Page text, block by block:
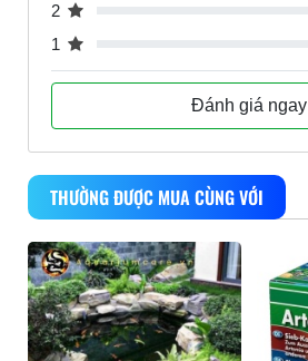
2
1
Đánh giá ngay
THƯỜNG ĐƯỢC MUA CÙNG VỚI